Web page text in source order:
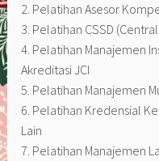
2. Pelatihan Asesor
3. Pelatihan CSSD
4. Pelatihan Manajemen
Akreditasi JCI
5. Pelatihan Manajemen
6. Pelatihan Kredensial
Lain
7. Pelatihan Manajemen